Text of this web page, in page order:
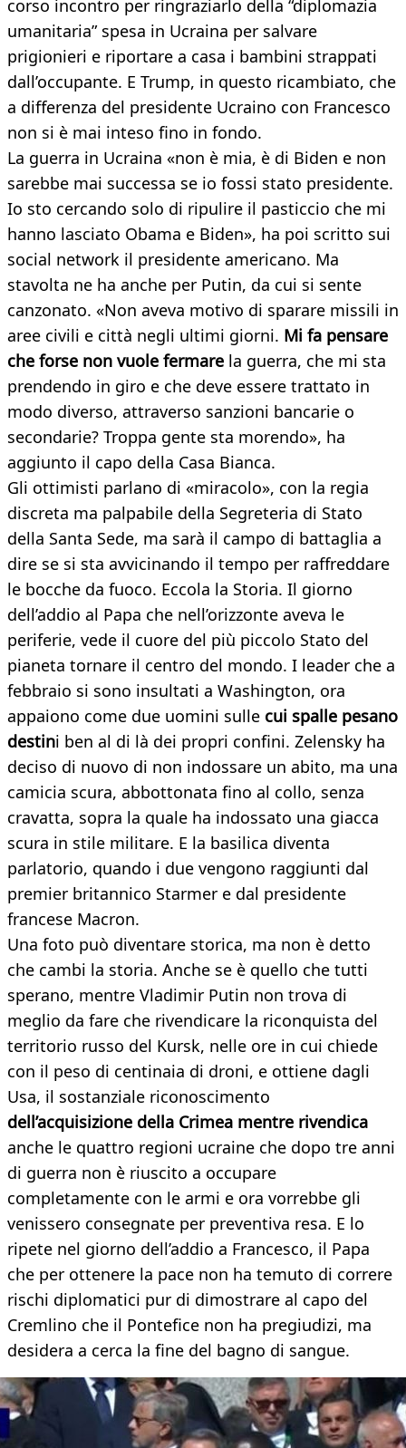
corso incontro per ringraziarlo della “diplomazia
umanitaria” spesa in Ucraina per salvare
prigionieri e riportare a casa i bambini strappati
dall’occupante. E Trump, in questo ricambiato, che
a differenza del presidente Ucraino con Francesco
non si è mai inteso fino in fondo.
La guerra in Ucraina «non è mia, è di Biden e non
sarebbe mai successa se io fossi stato presidente.
Io sto cercando solo di ripulire il pasticcio che mi
hanno lasciato Obama e Biden», ha poi scritto sui
social network il presidente americano. Ma
stavolta ne ha anche per Putin, da cui si sente
canzonato. «Non aveva motivo di sparare missili in
aree civili e città negli ultimi giorni. Mi fa pensare
che forse non vuole fermare la guerra, che mi sta
prendendo in giro e che deve essere trattato in
modo diverso, attraverso sanzioni bancarie o
secondarie? Troppa gente sta morendo», ha
aggiunto il capo della Casa Bianca.
Gli ottimisti parlano di «miracolo», con la regia
discreta ma palpabile della Segreteria di Stato
della Santa Sede, ma sarà il campo di battaglia a
dire se si sta avvicinando il tempo per raffreddare
le bocche da fuoco. Eccola la Storia. Il giorno
dell’addio al Papa che nell’orizzonte aveva le
periferie, vede il cuore del più piccolo Stato del
pianeta tornare il centro del mondo. I leader che a
febbraio si sono insultati a Washington, ora
appaiono come due uomini sulle cui spalle pesano
destini ben al di là dei propri confini. Zelensky ha
deciso di nuovo di non indossare un abito, ma una
camicia scura, abbottonata fino al collo, senza
cravatta, sopra la quale ha indossato una giacca
scura in stile militare. E la basilica diventa
parlatorio, quando i due vengono raggiunti dal
premier britannico Starmer e dal presidente
francese Macron.
Una foto può diventare storica, ma non è detto
che cambi la storia. Anche se è quello che tutti
sperano, mentre Vladimir Putin non trova di
meglio da fare che rivendicare la riconquista del
territorio russo del Kursk, nelle ore in cui chiede
con il peso di centinaia di droni, e ottiene dagli
Usa, il sostanziale riconoscimento
dell’acquisizione della Crimea mentre rivendica
anche le quattro regioni ucraine che dopo tre anni
di guerra non è riuscito a occupare
completamente con le armi e ora vorrebbe gli
venissero consegnate per preventiva resa. E lo
ripete nel giorno dell’addio a Francesco, il Papa
che per ottenere la pace non ha temuto di correre
rischi diplomatici pur di dimostrare al capo del
Cremlino che il Pontefice non ha pregiudizi, ma
desidera a cerca la fine del bagno di sangue.